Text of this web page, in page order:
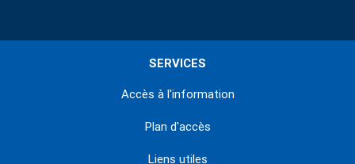
SERVICES
Accès à l'information
Plan d'accès
Liens utiles